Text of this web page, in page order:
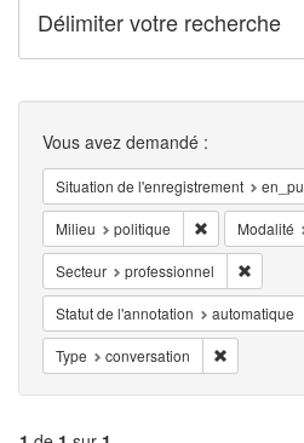
Délimiter votre recherche
Recherche
Vous avez demandé :
Situation de l'enregistrement en_public
Milieu politique Supprimer la
Modalité
Secteur professionnel
Statut de l'annotation automatique
Type conversation